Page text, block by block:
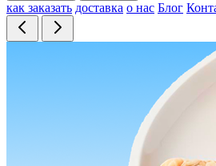
как заказать доставка о нас Блог